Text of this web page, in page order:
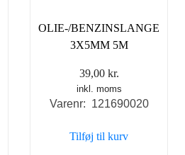
OLIE-/BENZINSLANGE
3X5MM 5M
39,00 kr.
inkl. moms
Varenr: 121690020
Tilføj til kurv